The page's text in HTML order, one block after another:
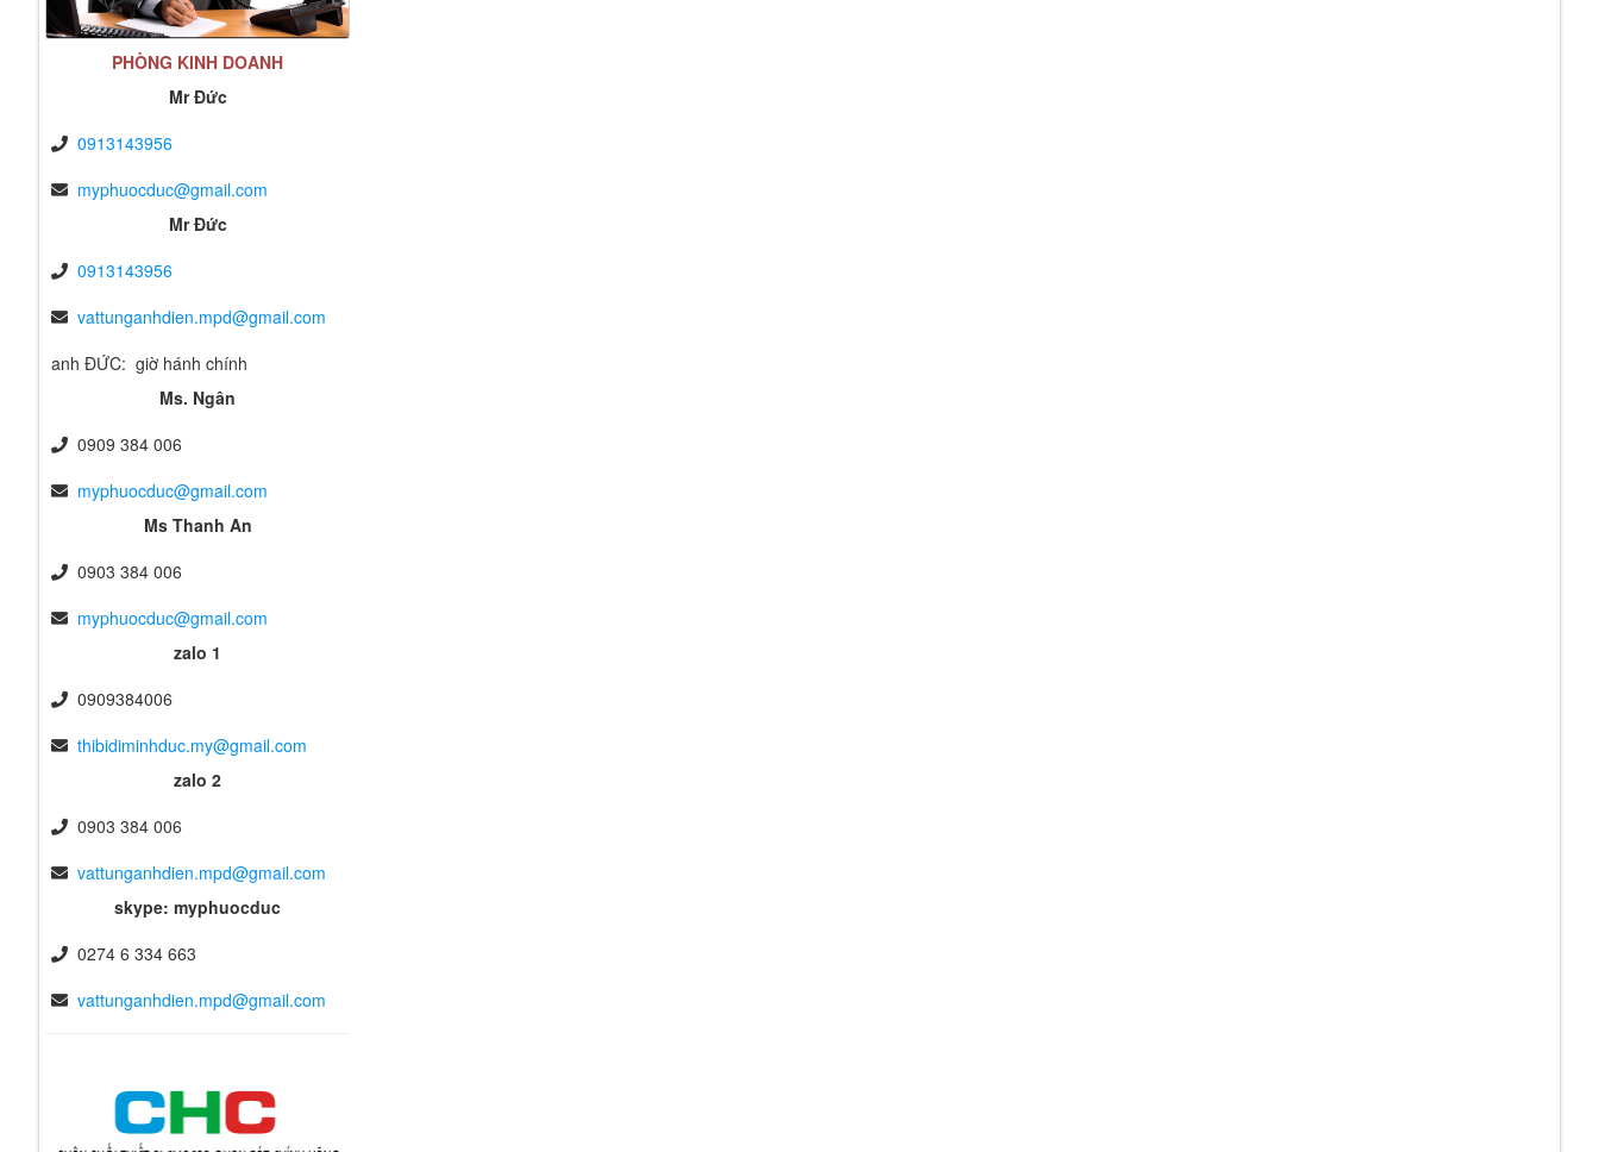
PHÒNG KINH DOANH
Mr Đức
0913143956
myphuocduc@gmail.com
Mr Đức
0913143956
vattunganhdien.mpd@gmail.com
anh ĐỨC: giờ hánh chính
Ms. Ngân
0909 384 006
myphuocduc@gmail.com
Ms Thanh An
0903 384 006
myphuocduc@gmail.com
zalo 1
0909384006
thibidiminhduc.my@gmail.com
zalo 2
0903 384 006
vattunganhdien.mpd@gmail.com
skype: myphuocduc
0274 6 334 663
vattunganhdien.mpd@gmail.com